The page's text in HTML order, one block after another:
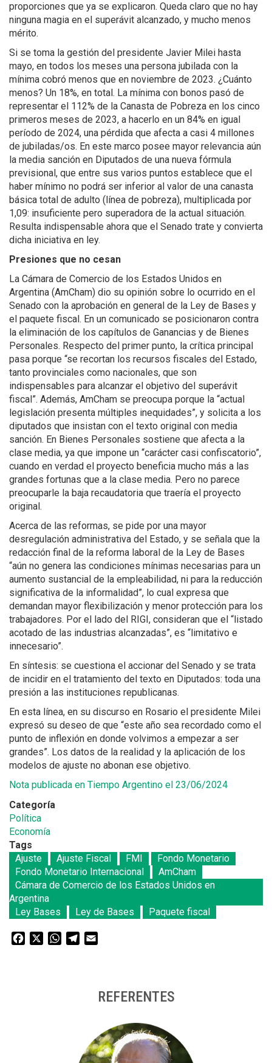
proporciones que ya se explicaron. Queda claro que no hay
ninguna magia en el superávit alcanzado, y mucho menos
mérito.
Si se toma la gestión del presidente Javier Milei hasta
mayo, en todos los meses una persona jubilada con la
mínima cobró menos que en noviembre de 2023. ¿Cuánto
menos? Un 18%, en total. La mínima con bonos pasó de
representar el 112% de la Canasta de Pobreza en los cinco
primeros meses de 2023, a hacerlo en un 84% en igual
período de 2024, una pérdida que afecta a casi 4 millones
de jubiladas/os. En este marco posee mayor relevancia aún
la media sanción en Diputados de una nueva fórmula
previsional, que entre sus varios puntos establece que el
haber mínimo no podrá ser inferior al valor de una canasta
básica total de adulto (línea de pobreza), multiplicada por
1,09: insuficiente pero superadora de la actual situación.
Resulta indispensable ahora que el Senado trate y convierta
dicha iniciativa en ley.
Presiones que no cesan
La Cámara de Comercio de los Estados Unidos en
Argentina (AmCham) dio su opinión sobre lo ocurrido en el
Senado con la aprobación en general de la Ley de Bases y
el paquete fiscal. En un comunicado se posicionaron contra
la eliminación de los capítulos de Ganancias y de Bienes
Personales. Respecto del primer punto, la crítica principal
pasa porque “se recortan los recursos fiscales del Estado,
tanto provinciales como nacionales, que son
indispensables para alcanzar el objetivo del superávit
fiscal”. Además, AmCham se preocupa porque la “actual
legislación presenta múltiples inequidades”, y solicita a los
diputados que insistan con el texto original con media
sanción. En Bienes Personales sostiene que afecta a la
clase media, ya que impone un “carácter casi confiscatorio”,
cuando en verdad el proyecto beneficia mucho más a las
grandes fortunas que a la clase media. Pero no parece
preocuparle la baja recaudatoria que traería el proyecto
original.
Acerca de las reformas, se pide por una mayor
desregulación administrativa del Estado, y se señala que la
redacción final de la reforma laboral de la Ley de Bases
“aún no genera las condiciones mínimas necesarias para un
aumento sustancial de la empleabilidad, ni para la reducción
significativa de la informalidad”, lo cual expresa que
demandan mayor flexibilización y menor protección para los
trabajadores. Por el lado del RIGI, consideran que el “listado
acotado de las industrias alcanzadas”, es “limitativo e
innecesario”.
En síntesis: se cuestiona el accionar del Senado y se trata
de incidir en el tratamiento del texto en Diputados: toda una
presión a las instituciones republicanas.
En esta línea, en su discurso en Rosario el presidente Milei
expresó su deseo de que “este año sea recordado como el
punto de inflexión en donde volvimos a empezar a ser
grandes”. Los datos de la realidad y la aplicación de los
modelos de ajuste no abonan ese objetivo.
Nota publicada en Tiempo Argentino el 23/06/2024
Categoría
Política
Economía
Tags
Ajuste
Ajuste Fiscal FMI
Fondo Monetario
Fondo Monetario Internacional
AmCham
Cámara de Comercio de los Estados Unidos en
Argentina
Ley Bases
Ley de Bases Paquete fiscal
Facebook WhatsAppTelegram
REFERENTES